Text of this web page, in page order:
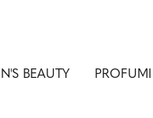
BEAUTY PROFUMI